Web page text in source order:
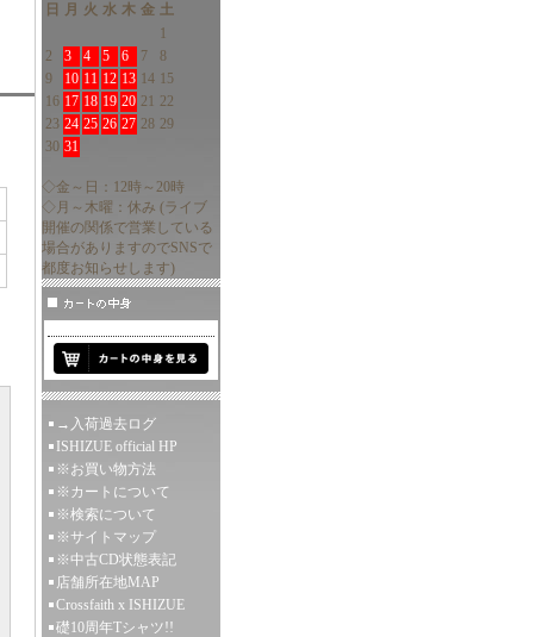
日
月 火 水 木 金 土
1
2
3 4 5 6 7
8
9
10 11 12 13 14 15
16 17 18 19 20 21 22
23 24 25 26 27 28 29
30 31
◇金～日：12時～20時
◇月～木曜：休み (ライブ
開催の関係で営業している
場合がありますのでSNSで
都度お知らせします)
→入荷過去ログ
ISHIZUE official HP
※お買い物方法
※カートについて
※検索について
※サイトマップ
※中古CD状態表記
店舗所在地MAP
Crossfaith x ISHIZUE
礎10周年Tシャツ!!